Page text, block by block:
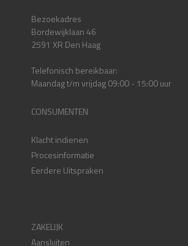
Bezoekadres
Bordewijklaan 46
2591 XR Den Haag
Telefonisch bereikbaar:
Maandag t/m vrijdag 09:00 - 15:00 uur
CONSUMENTEN
Klacht indienen
Procesinformatie
Eerdere Uitspraken
ZAKELIJK
Aansluiten